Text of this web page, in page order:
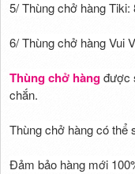
5/ Thùng chở hàng
6/ Thùng chở hàng Vui
Thùng chở hàngđược
chắn.
Thùng chở hàng có thể
Đảm bảo hàng mới